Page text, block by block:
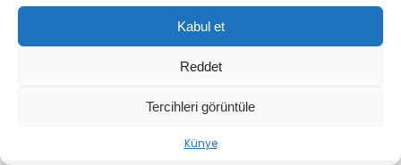
Kabul et
Reddet
Tercihleri görüntüle
Künye
denk gelsin yeter. Kimseden bir şey
istemiyorum. Ankara’ya gittim ama hemen
geldim. Çünkü burada kimse ‘Para için gitti’
Kızım orada ‘Baba ben ölürsem beni buraya
razı olsun. Doktorlardan, tıptan geri kalmayın.